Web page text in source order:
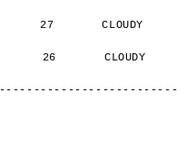
27       CLOUDY
26       CLOUDY